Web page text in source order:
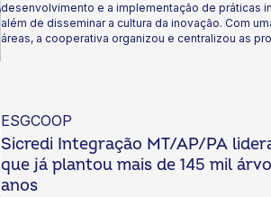
desenvolvimento e a implementação de práticas
além de disseminar a cultura da inovação. Com
áreas, a cooperativa organizou e centralizou as
ESGCOOP
Sicredi Integração MT/AP/PA
que já plantou mais de 145 mil
anos